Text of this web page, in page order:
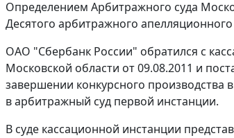
Определением Арбитражного суда
Десятого арбитражного
ОАО "Сбербанк России" обратился с
Московской области от 09.08.2011 и
завершении конкурсного
в арбитражный суд первой инстанции.
В суде кассационной инстанции